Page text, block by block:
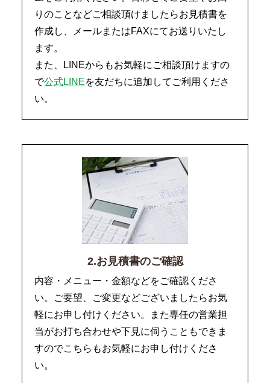
りのことなどご相談頂けましたらお見積書を
作成し、メールまたはFAXにてお送りいたし
ます。
また、LINEからもお気軽にご相談頂けますの
で公式LINEを友だちに追加してご利用くださ
い。
2.お見積書のご確認
内容・メニュー・金額などをご確認くださ
い。ご要望、ご変更などございましたらお気
軽にお申し付けください。また専任の営業担
当がお打ち合わせや下見に伺うこともできま
すのでこちらもお気軽にお申し付けくださ
い。